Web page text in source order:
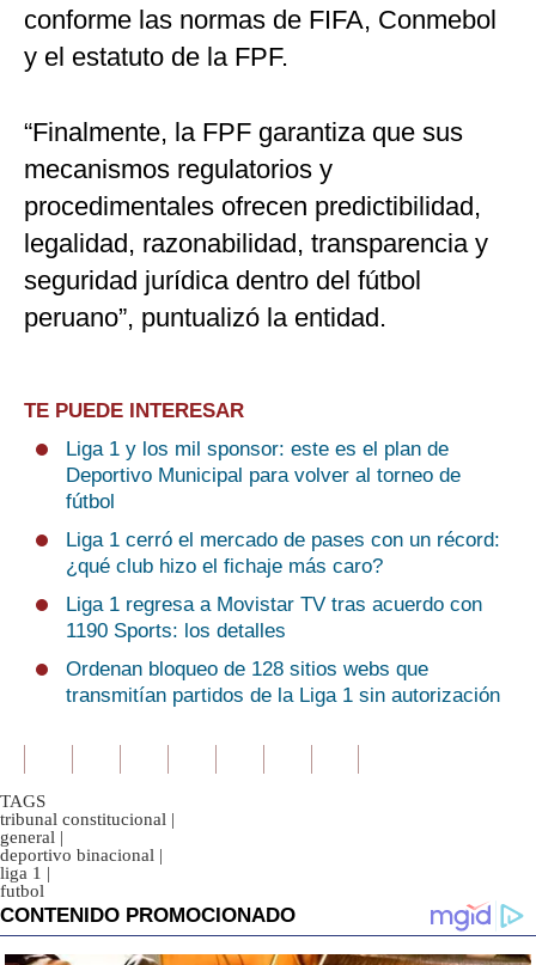
conforme las normas de FIFA, Conmebol
y el estatuto de la FPF.
“Finalmente, la FPF garantiza que sus
mecanismos regulatorios y
procedimentales ofrecen predictibilidad,
legalidad, razonabilidad, transparencia y
seguridad jurídica dentro del fútbol
peruano”, puntualizó la entidad.
TE PUEDE INTERESAR
Liga 1 y los mil sponsor: este es el plan de
Deportivo Municipal para volver al torneo de
fútbol
Liga 1 cerró el mercado de pases con un récord:
¿qué club hizo el fichaje más caro?
Liga 1 regresa a Movistar TV tras acuerdo con
1190 Sports: los detalles
Ordenan bloqueo de 128 sitios webs que
transmitían partidos de la Liga 1 sin autorización
TAGS
tribunal constitucional |
general |
deportivo binacional |
liga 1 |
futbol